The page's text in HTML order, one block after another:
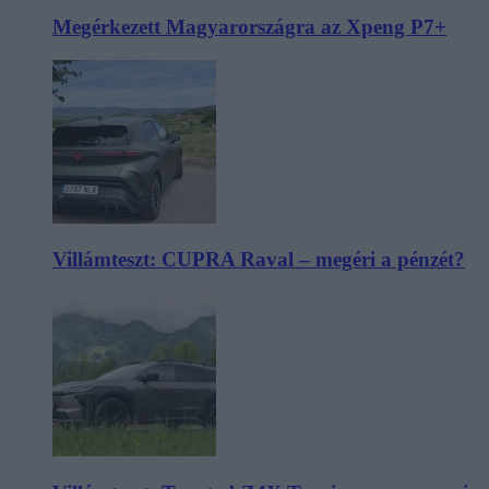
Megérkezett Magyarországra az Xpeng P7+
Villámteszt: CUPRA Raval – megéri a pénzét?